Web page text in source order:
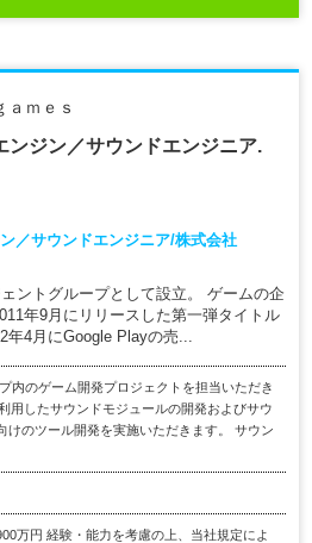
ａｍｅｓ
ンジン／サウンドエンジニア.
／サウンドエンジニア/株式会社
ントグループとして設立。 ゲームの企
年9月にリリースした第一弾タイトル
年4月にGoogle Playの売...
内のゲーム開発プロジェクトを担当いただき
用したサウンドモジュールの開発およびサウ
けのツール開発を実施いただきます。 サウン
万円 経験・能力を考慮の上、当社規定によ